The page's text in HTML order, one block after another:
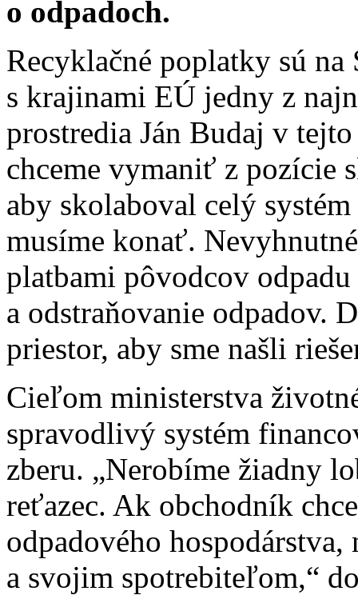
o odpadoch.
Recyklačné poplatky sú
s krajinami EÚ jedny z
prostredia Ján Budaj v
chceme vymaniť z pozície
aby skolaboval celý
musíme konať.
platbami pôvodcov
a odstraňovanie odpadov.
priestor, aby sme našli
Cieľom ministerstva
spravodlivý systém
zberu. „Nerobíme žiadny
reťazec. Ak obchodník
odpadového
a svojim spotrebiteľom,“